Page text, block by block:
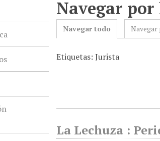
Navegar
Navegar todo
Etiquetas: Jurista
La Lechuza :